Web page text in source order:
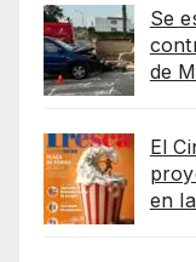
Se
de
El
en